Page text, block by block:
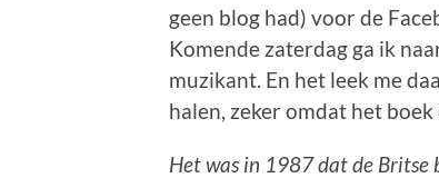
geen blog had) voor de
Komende zaterdag ga ik
muzikant. En het leek me
halen, zeker omdat het
Het was in 1987 dat de Britse